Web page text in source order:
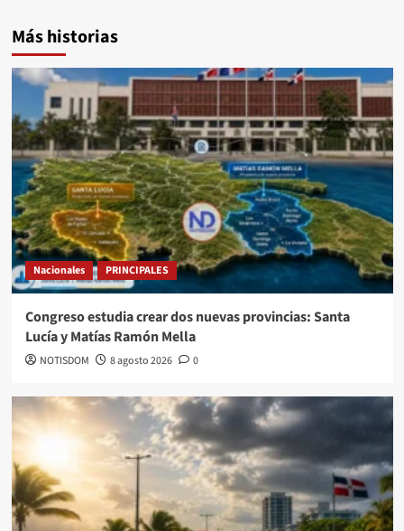
Más historias
Nacionales PRINCIPALES
Congreso estudia crear dos nuevas provincias: Santa
Lucía y Matías Ramón Mella
NOTISDOM 8 agosto 2026 0